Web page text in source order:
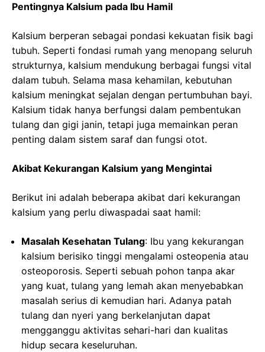
Pentingnya Kalsium pada Ibu Hamil
Kalsium berperan sebagai pondasi kekuatan fisik bagi
tubuh. Seperti fondasi rumah yang menopang seluruh
strukturnya, kalsium mendukung berbagai fungsi vital
dalam tubuh. Selama masa kehamilan, kebutuhan
kalsium meningkat sejalan dengan pertumbuhan bayi.
Kalsium tidak hanya berfungsi dalam pembentukan
tulang dan gigi janin, tetapi juga memainkan peran
penting dalam sistem saraf dan fungsi otot.
Akibat Kekurangan Kalsium yang Mengintai
Berikut ini adalah beberapa akibat dari kekurangan
kalsium yang perlu diwaspadai saat hamil:
Masalah Kesehatan Tulang: Ibu yang kekurangan
kalsium berisiko tinggi mengalami osteopenia atau
osteoporosis. Seperti sebuah pohon tanpa akar
yang kuat, tulang yang lemah akan menyebabkan
masalah serius di kemudian hari. Adanya patah
tulang dan nyeri yang berkelanjutan dapat
mengganggu aktivitas sehari-hari dan kualitas
hidup secara keseluruhan.